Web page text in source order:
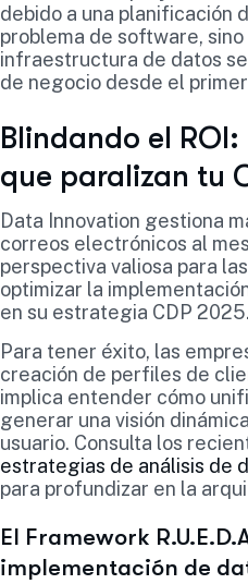
debido a una planificación
problema de software, sino
infraestructura de datos
de negocio desde el
Blindando el
que paralizan tu
Data Innovation gestiona
correos electrónicos al
perspectiva valiosa para
optimizar la
en su estrategia CDP 2025.
Para tener éxito, las
creación de perfiles de
implica entender cómo
generar una visión
usuario. Consulta los
estrategias de análisis de
para profundizar en la
El Framework
implementación de